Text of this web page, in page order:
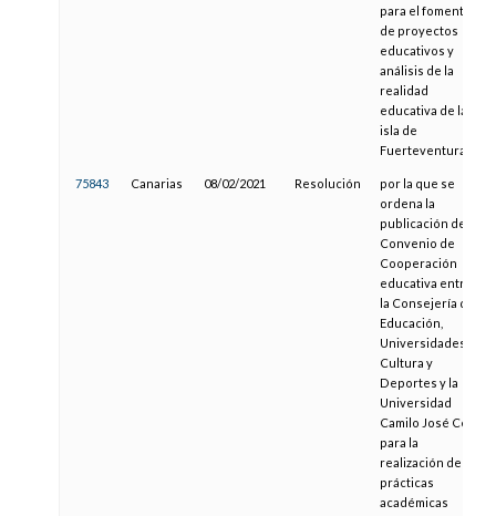
para el fomento
de proyectos
educativos y
análisis de la
realidad
educativa de la
isla de
Fuerteventura
75843 Canarias 08/02/2021 Resolución
por la que se
ordena la
publicación del
Convenio de
Cooperación
educativa entre
la Consejería de
Educación,
Universidades,
Cultura y
Deportes y la
Universidad
Camilo José Cela
para la
realización de
prácticas
académicas